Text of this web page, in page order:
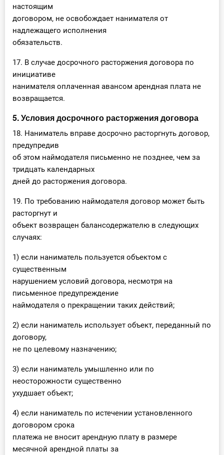
настоящим
договором, не освобождает нанимателя от
надлежащего исполнения
обязательств.
17. В случае досрочного расторжения договора по
инициативе
нанимателя оплаченная авансом арендная плата не
возвращается.
5. Условия досрочного расторжения договора
18. Наниматель вправе досрочно расторгнуть договор,
предупредив
об этом наймодателя письменно не позднее, чем за
тридцать календарных
дней до расторжения договора.
19. По требованию наймодателя договор может быть
расторгнут и
объект возвращен балансодержателю в следующих
случаях:
1) если наниматель пользуется объектом с
существенным
нарушением условий договора, несмотря на
письменное предупреждение
наймодателя о прекращении таких действий;
2) если наниматель использует объект, переданный по
договору,
не по целевому назначению;
3) если наниматель умышленно или по
неосторожности существенно
ухудшает объект;
4) если наниматель по истечении установленного
договором срока
платежа не вносит арендную плату в размере
месячной арендной платы за